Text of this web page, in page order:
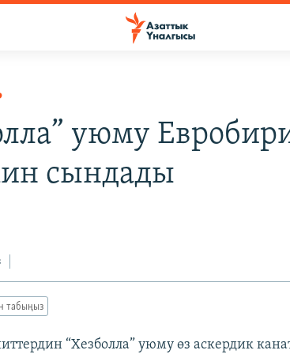
уюму
сындады
табыңыз
“Хезболла” уюму өз аскердик